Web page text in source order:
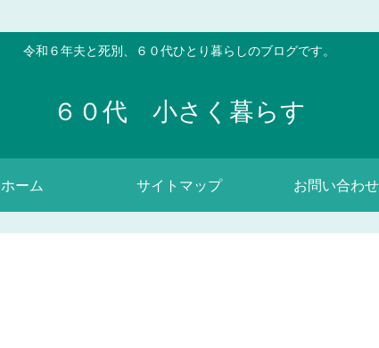
令和６年夫と死別、６０代ひとり暮らしのブログです。
６０代 小さく暮らす
ホーム サイトマップ お問い合わせ